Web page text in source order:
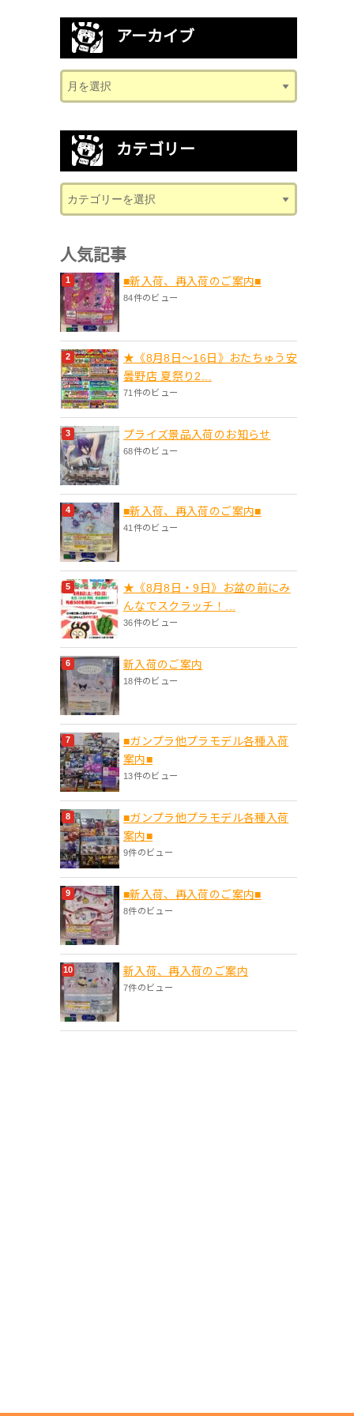
アーカイブ
カテゴリー
人気記事
■新入荷、再入荷のご案内■
84件のビュー
★《8月8日～16日》おたちゅう安
曇野店 夏祭り2...
71件のビュー
プライズ景品入荷のお知らせ
68件のビュー
■新入荷、再入荷のご案内■
41件のビュー
★《8月8日・9日》お盆の前にみ
んなでスクラッチ！...
36件のビュー
新入荷のご案内
18件のビュー
■ガンプラ他プラモデル各種入荷
案内■
13件のビュー
■ガンプラ他プラモデル各種入荷
案内■
9件のビュー
■新入荷、再入荷のご案内■
8件のビュー
新入荷、再入荷のご案内
7件のビュー